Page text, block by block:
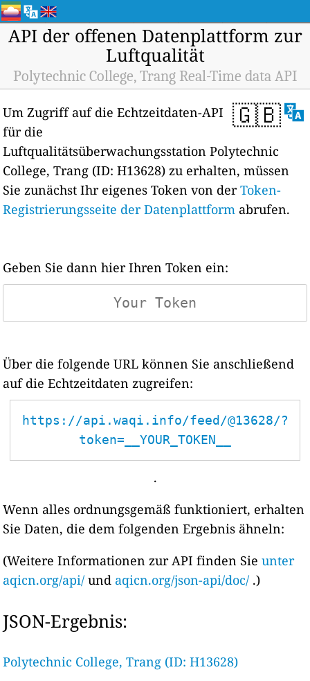
API der offenen Datenplattform zur
Luftqualität
Polytechnic College, Trang Real-Time data API
🇬🇧
Um Zugriff auf die Echtzeitdaten-API
für die
Luftqualitätsüberwachungsstation Polytechnic
College, Trang (ID: H13628) zu erhalten, müssen
Sie zunächst Ihr eigenes Token von derToken-
Registrierungsseite der Datenplattform abrufen.
Geben Sie dann hier Ihren Token ein:
Über die folgende URL können Sie anschließend
auf die Echtzeitdaten zugreifen:
https://api.waqi.info/feed/@13628/?
token=__YOUR_TOKEN__
.
Wenn alles ordnungsgemäß funktioniert, erhalten
Sie Daten, die dem folgenden Ergebnis ähneln:
(Weitere Informationen zur API finden Sieunter
aqicn.org/api/ und aqicn.org/json-api/doc/ .)
JSON-Ergebnis:
Polytechnic College, Trang (ID: H13628)